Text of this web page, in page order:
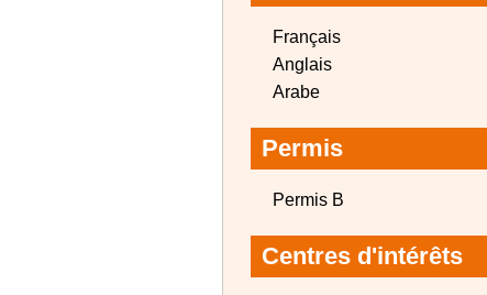
Français
Anglais
Arabe
Permis
Permis B
Centres d'intérêts